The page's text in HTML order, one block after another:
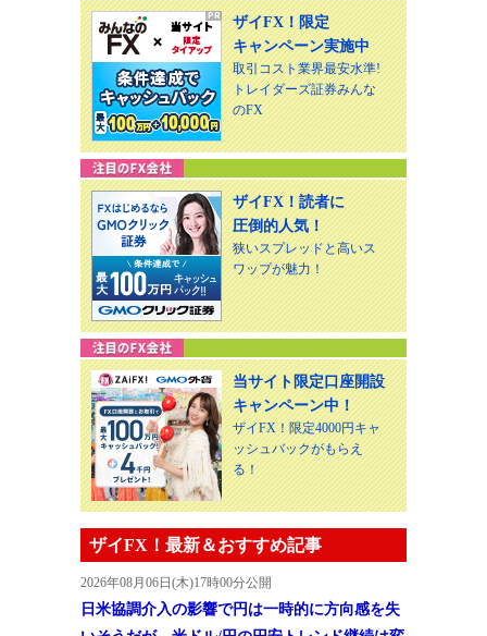
ザイFX！限定
キャンペーン実施中
取引コスト業界最安水準!
トレイダーズ証券みんな
のFX
ザイFX！読者に
圧倒的人気！
狭いスプレッドと高いス
ワップが魅力！
当サイト限定口座開設
キャンペーン中！
ザイFX！限定4000円キャ
ッシュバックがもらえ
る！
ザイFX！最新＆おすすめ記事
2026年08月06日(木)17時00分公開
日米協調介入の影響で円は一時的に方向感を失